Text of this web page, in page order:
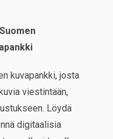
kuvapankki, josta
viestintään,
Löydä
digitaalisia